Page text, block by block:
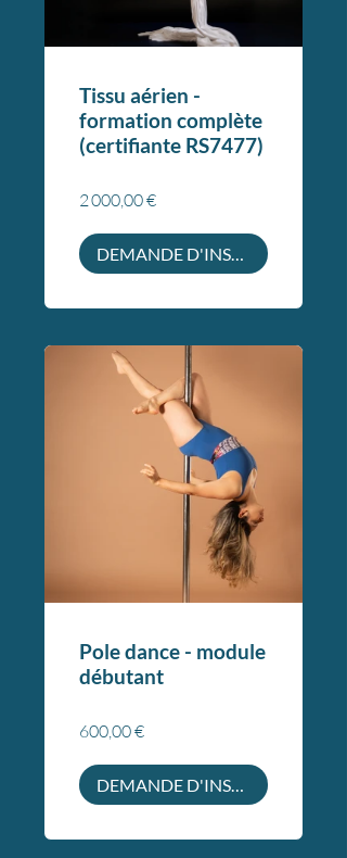
Tissu aérien -
formation complète
(certifiante RS7477)
2 000,00 €
DEMANDE D'INSCRIPTION
Pole dance - module
débutant
600,00 €
DEMANDE D'INSCRIPTION